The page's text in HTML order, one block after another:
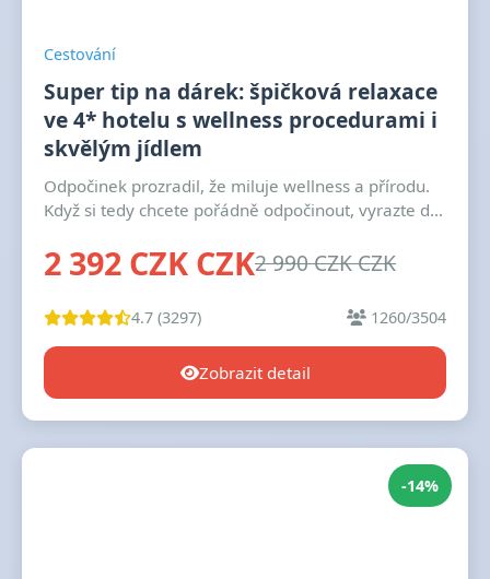
Cestování
Super tip na dárek: špičková relaxace
ve 4* hotelu s wellness procedurami i
skvělým jídlem
Odpočinek prozradil, že miluje wellness a přírodu.
Když si tedy chcete pořádně odpočinout, vyrazte d...
2 392 CZK CZK2 990 CZK CZK
4.7 (3297) 1260/3504
Zobrazit detail
-14%